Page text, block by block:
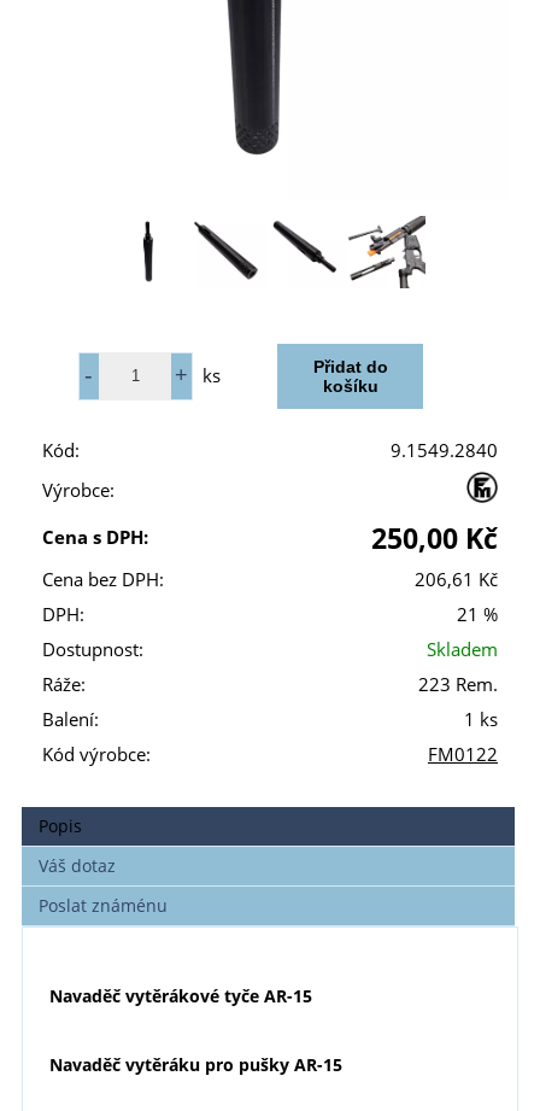
ks
Kód:
9.1549.2840
Výrobce:
Cena s DPH:
250,00 Kč
Cena bez DPH:
206,61 Kč
DPH:
21 %
Dostupnost:
Skladem
Ráže:
223 Rem.
Balení:
1 ks
Kód výrobce:
FM0122
Popis
Váš dotaz
Poslat známénu
Navaděč vytěrákové tyče AR-15
Navaděč vytěráku pro pušky AR-15